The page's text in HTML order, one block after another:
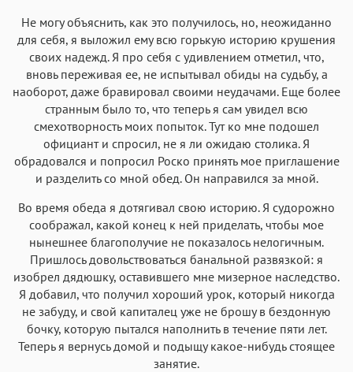
Не могу объяснить, как это получилось, но, неожиданно
для себя, я выложил ему всю горькую историю крушения
своих надежд. Я про себя с удивлением отметил, что,
вновь переживая ее, не испытывал обиды на судьбу, а
наоборот, даже бравировал своими неудачами. Еще более
странным было то, что теперь я сам увидел всю
смехотворность моих попыток. Тут ко мне подошел
официант и спросил, не я ли ожидаю столика. Я
обрадовался и попросил Роско принять мое приглашение
и разделить со мной обед. Он направился за мной.
Во время обеда я дотягивал свою историю. Я судорожно
соображал, какой конец к ней приделать, чтобы мое
нынешнее благополучие не показалось нелогичным.
Пришлось довольствоваться банальной развязкой: я
изобрел дядюшку, оставившего мне мизерное наследство.
Я добавил, что получил хороший урок, который никогда
не забуду, и свой капиталец уже не брошу в бездонную
бочку, которую пытался наполнить в течение пяти лет.
Теперь я вернусь домой и подыщу какое-нибудь стоящее
занятие.